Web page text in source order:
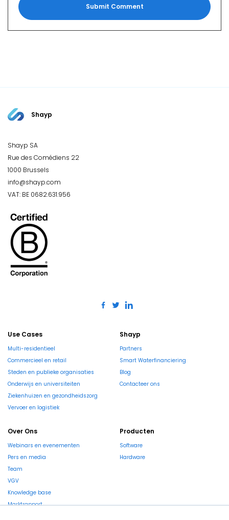
Shayp
Shayp SA
Rue des Comédiens 22
1000 Brussels
info@shayp.com
VAT: BE 0682.631.956
Use Cases
Multi-residentieel
Commercieel en retail
Steden en publieke organisaties
Onderwijs en universiteiten
Ziekenhuizen en gezondheidszorg
Vervoer en logistiek
Shayp
Partners
Smart Waterfinanciering
Blog
Contacteer ons
Over Ons
Webinars en evenementen
Pers en media
Team
VGV
Knowledge base
Marktrapport
Producten
Software
Hardware